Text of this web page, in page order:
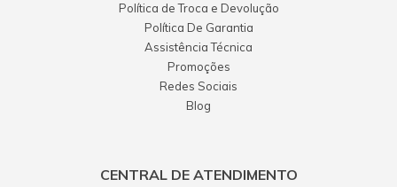
Política de Troca e Devolução
Política De Garantia
Assistência Técnica
Promoções
Redes Sociais
Blog
CENTRAL DE ATENDIMENTO